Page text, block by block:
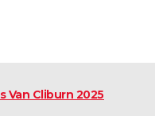
Van Cliburn 2025